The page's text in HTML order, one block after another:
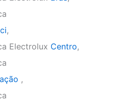
,
Electrolux Centro,
,